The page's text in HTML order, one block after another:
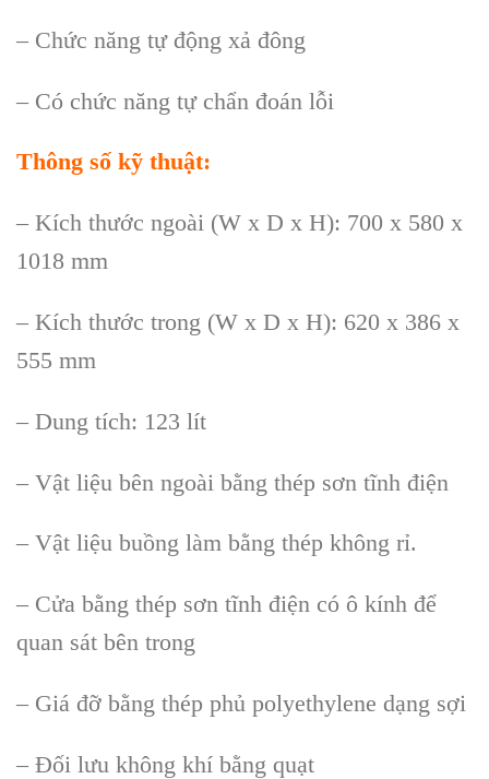
– Chức năng tự động xả đông
– Có chức năng tự chẩn đoán lỗi
Thông số kỹ thuật:
– Kích thước ngoài (W x D x H): 700 x 580 x
1018 mm
– Kích thước trong (W x D x H): 620 x 386 x
555 mm
– Dung tích: 123 lít
– Vật liệu bên ngoài bằng thép sơn tĩnh điện
– Vật liệu buồng làm bằng thép không rỉ.
– Cửa bằng thép sơn tĩnh điện có ô kính để
quan sát bên trong
– Giá đỡ bằng thép phủ polyethylene dạng sợi
– Đối lưu không khí bằng quạt